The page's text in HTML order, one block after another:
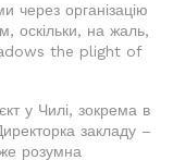
через організацію
оскільки, на жаль,
the plight of
у Чилі, зокрема в
закладу –
розумна